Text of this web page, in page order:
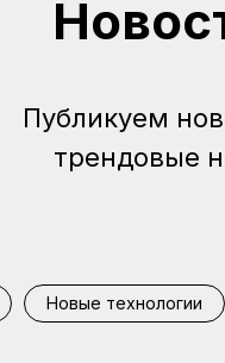
Публикуем
трендовые
Новые технологии